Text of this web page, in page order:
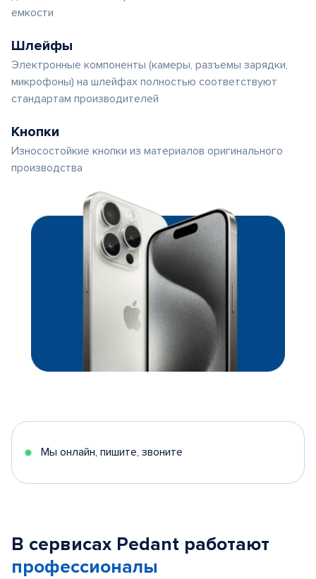
емкости
Шлейфы
Электронные компоненты (камеры, разъемы зарядки,
микрофоны) на шлейфах полностью соответствуют
стандартам производителей
Кнопки
Износостойкие кнопки из материалов оригинального
производства
Мы онлайн, пишите, звоните
В сервисах Pedant работают
профессионалы